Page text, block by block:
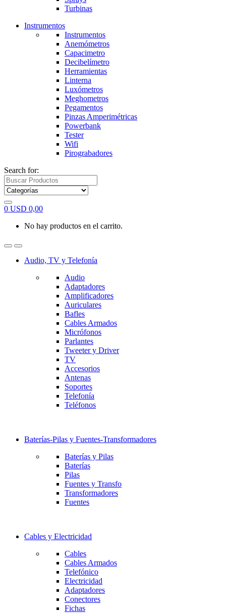
Turbinas
Instrumentos
Instrumentos
Anemómetros
Capacimetro
Decibelímetro
Herramientas
Linterna
Luxómetros
Meghometros
Pegamentos
Pinzas Amperimétricas
Powerbank
Tester
Wifi
Pirograbadores
Search for:
0 USD 0,00
No hay productos en el carrito.
Audio, TV y Telefonía
Audio
Adaptadores
Amplificadores
Auriculares
Bafles
Cables Armados
Micrófonos
Parlantes
Tweeter y Driver
TV
Accesorios
Antenas
Soportes
Telefonía
Teléfonos
Baterías-Pilas y Fuentes-Transformadores
Baterías y Pilas
Baterías
Pilas
Fuentes y Transfo
Transformadores
Fuentes
Cables y Electricidad
Cables
Cables Armados
Telefónico
Electricidad
Adaptadores
Conectores
Fichas